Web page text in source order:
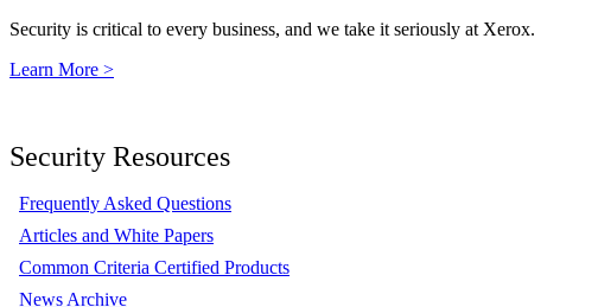
Security is critical to every business, and we take it seriously at Xerox.
Learn More >
Security Resources
Frequently Asked Questions
Articles and White Papers
Common Criteria Certified Products
News Archive